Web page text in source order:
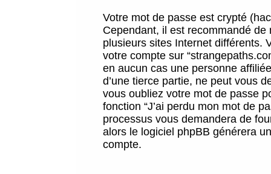
Votre mot de passe est crypté
Cependant, il est recommandé
plusieurs sites Internet différents.
votre compte sur
en aucun cas une personne
d’une tierce partie, ne peut vous
vous oubliez votre mot de passe
fonction “J’ai perdu mon mot de
processus vous demandera de
alors le logiciel phpBB générera
compte.